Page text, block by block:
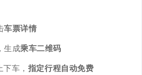
车票详情
，生成乘车二维码
车， 指定行程自动免费